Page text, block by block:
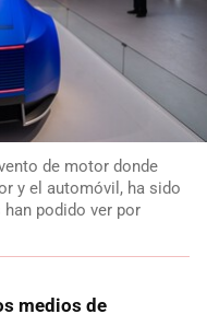
de motor donde
y el automóvil, ha sido
podido ver por
medios de